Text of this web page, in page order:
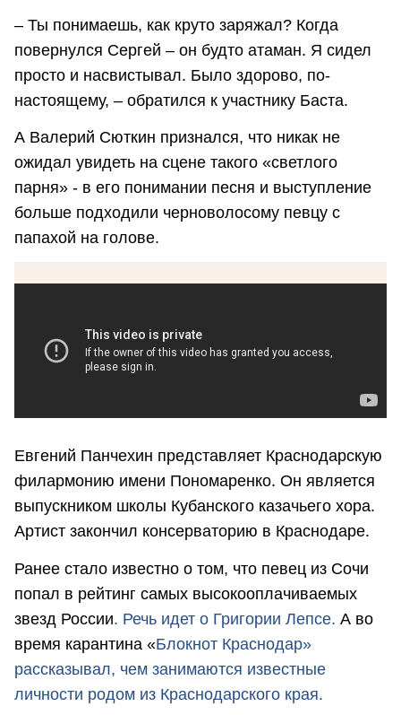
– Ты понимаешь, как круто заряжал? Когда
повернулся Сергей – он будто атаман. Я сидел
просто и насвистывал. Было здорово, по-
настоящему, – обратился к участнику Баста.
А Валерий Сюткин признался, что никак не
ожидал увидеть на сцене такого «светлого
парня» - в его понимании песня и выступление
больше подходили черноволосому певцу с
папахой на голове.
Евгений Панчехин представляет Краснодарскую
филармонию имени Пономаренко. Он является
выпускником школы Кубанского казачьего хора.
Артист закончил консерваторию в Краснодаре.
Ранее стало известно о том, что певец из Сочи
попал в рейтинг самых высокооплачиваемых
звезд России. Речь идет о Григории Лепсе. А во
время карантина «Блокнот Краснодар»
рассказывал, чем занимаются известные
личности родом из Краснодарского края.